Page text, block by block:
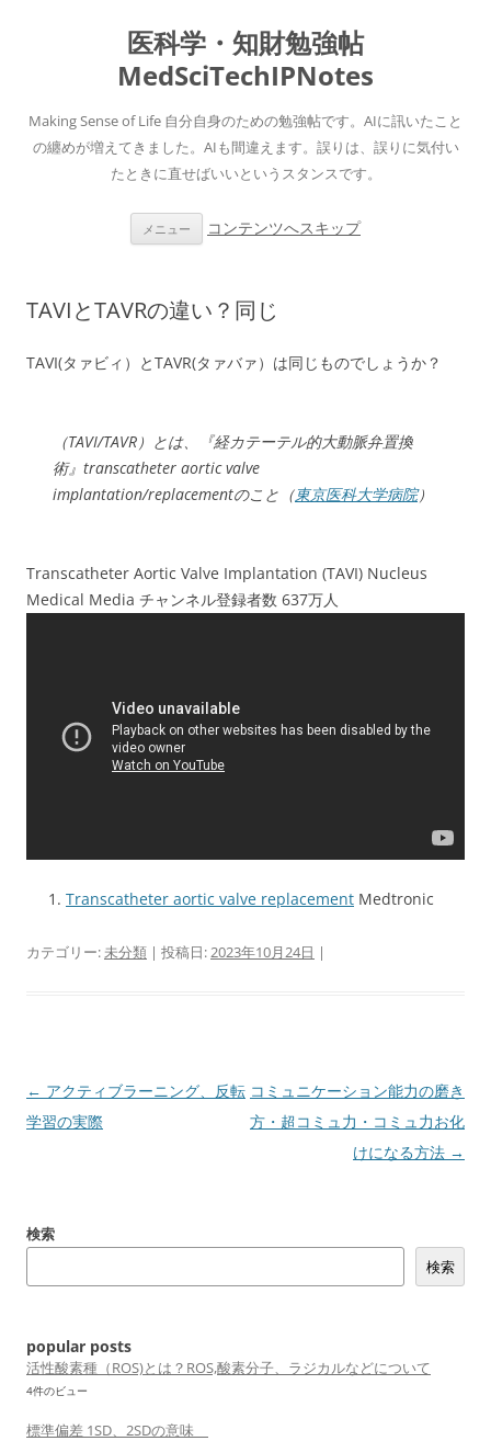
医科学・知財勉強帖
MedSciTechIPNotes
Making Sense of Life 自分自身のための勉強帖です。AIに訊いたこと
の纏めが増えてきました。AIも間違えます。誤りは、誤りに気付い
たときに直せばいいというスタンスです。
メニュー コンテンツへスキップ
TAVIとTAVRの違い？同じ
TAVI(タァビィ）とTAVR(タァバァ）は同じものでしょうか？
（TAVI/TAVR）とは、『経カテーテル的大動脈弁置換
術』transcatheter aortic valve
implantation/replacementのこと（東京医科大学病院）
Transcatheter Aortic Valve Implantation (TAVI) Nucleus
Medical Media チャンネル登録者数 637万人
Transcatheter aortic valve replacement Medtronic
カテゴリー:未分類 | 投稿日:2023年10月24日 |
投
稿
ー
← アクティブラーニング、反転
学習の実際
コミュニケーション能力の磨き
方・超コミュ力・コミュ力お化
けになる方法 →
検索
検索
popular posts
活性酸素種（ROS)とは？ROS,酸素分子、ラジカルなどについて
4件のビュー
標準偏差 1SD、2SDの意味